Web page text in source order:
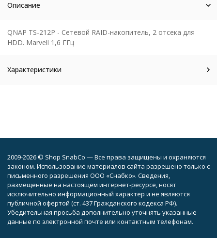
Описание
QNAP TS-212P - Сетевой RAID-накопитель, 2 отсека для
HDD. Marvell 1,6 ГГц
Характеристики
2009-2026 © Shop SnabCo — Все права защищены и охраняются
законом. Использование материалов сайта разрешено только с
письменного разрешения ООО «Снабко». Сведения,
размещенные на настоящем интернет-ресурсе, носят
исключительно информационный характер и не являются
публичной офертой (ст. 437 Гражданского кодекса РФ).
Убедительная просьба дополнительно уточнять указанные
данные по электронной почте или контактным телефонам.